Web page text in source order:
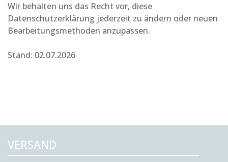
Wir behalten uns das Recht vor, diese
Datenschutzerklärung jederzeit zu ändern oder neuen
Bearbeitungsmethoden anzupassen.
Stand: 02.07.2026
VERSAND